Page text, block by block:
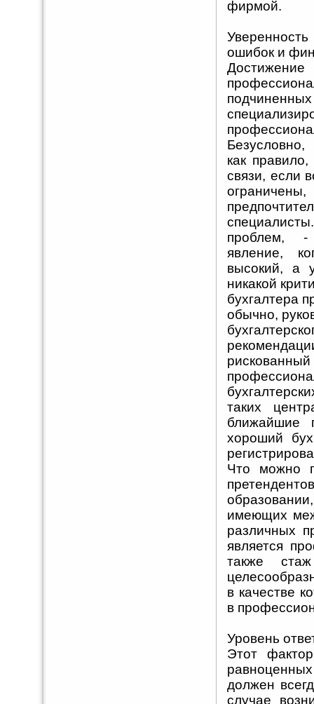
фирмой.
ошибок и
как
связи, если
проблем, -
явление,
высокий, а
никакой
бухгалтера
обычно,
таких
ближайшие
хороший
Что можно
имеющих
различных
является
также
в качестве
в
Уровень
Этот
равноценных
должен
случае